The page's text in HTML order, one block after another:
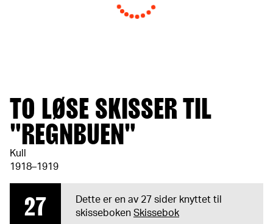
TO LØSE SKISSER TIL
"REGNBUEN"
Kull
1918–1919
27
Dette er en av 27 sider knyttet til
skisseboken Skissebok